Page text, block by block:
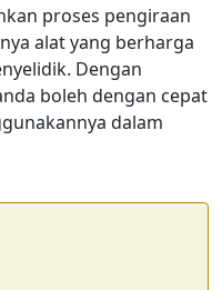
proses pengiraan
alat yang berharga
Dengan
boleh dengan cepat
dalam